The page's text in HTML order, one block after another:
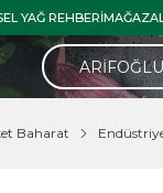
YAĞ REHBERI
Baharat